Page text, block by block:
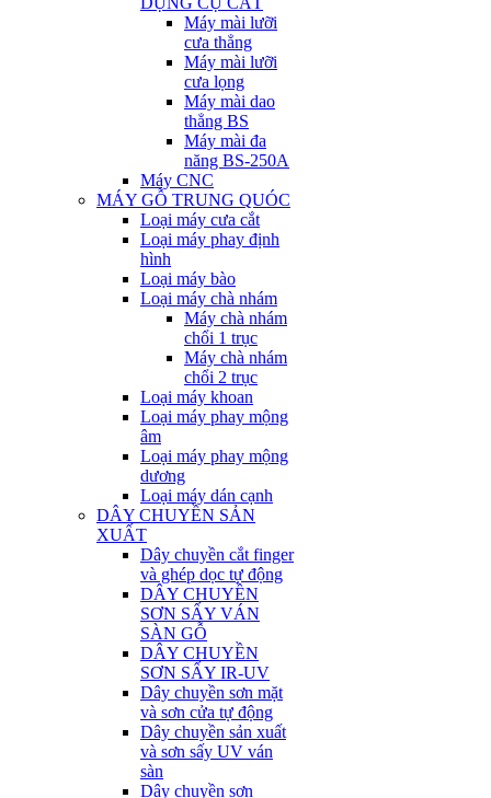
Máy mài lưỡi
cưa thẳng
Máy mài lưỡi
cưa lọng
Máy mài dao
thẳng BS
Máy mài đa
năng BS-250A
Máy CNC
MÁY GỖ TRUNG QUÓC
Loại máy cưa cắt
Loại máy phay định
hình
Loại máy bào
Loại máy chà nhám
Máy chà nhám
chổi 1 trục
Máy chà nhám
chổi 2 trục
Loại máy khoan
Loại máy phay mộng
âm
Loại máy phay mộng
dương
Loại máy dán cạnh
DÂY CHUYỀN SẢN
XUẤT
Dây chuyền cắt finger
và ghép dọc tự động
DÂY CHUYỀN
SƠN SẤY VÁN
SÀN GỖ
DÂY CHUYỀN
SƠN SẤY IR-UV
Dây chuyền sơn mặt
và sơn cửa tự động
Dây chuyền sản xuất
và sơn sấy UV ván
sàn
Dây chuyền sơn